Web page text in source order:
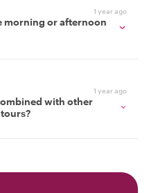
1 year ago
morning or afternoon
1 year ago
with other